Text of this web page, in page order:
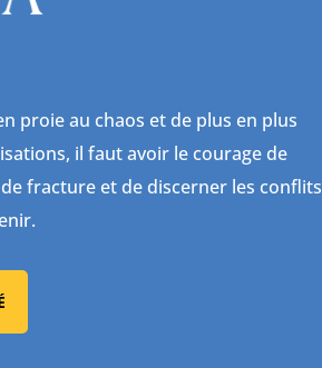
proie au chaos et de plus en plus
il faut avoir le courage de
fracture et de discerner les conflits